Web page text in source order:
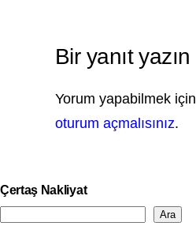
Bir yanıt yazın
Yorum yapabilmek için
oturum açmalısınız.
Çertaş Nakliyat
Ara